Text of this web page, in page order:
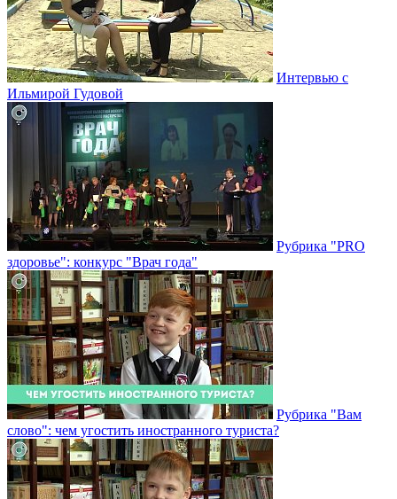
Интервью с
Ильмирой Гудовой
Рубрика "PRO
здоровье": конкурс "Врач года"
Рубрика "Вам
слово": чем угостить иностранного туриста?